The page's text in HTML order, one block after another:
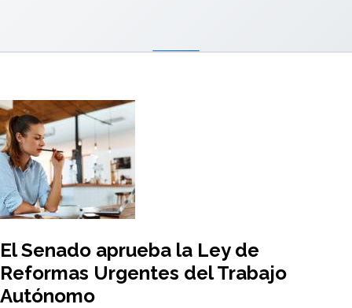
El Senado aprueba la Ley de
Reformas Urgentes del Trabajo
Autónomo